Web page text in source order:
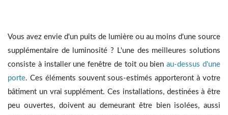
Vous avez envie d'un puits de lumière ou au moins d'une source
supplémentaire de luminosité ? L'une des meilleures solutions
consiste à installer une fenêtre de toit ou bienau-dessus d'une
porte. Ces éléments souvent sous-estimés apporteront à votre
bâtiment un vrai supplément. Ces installations, destinées à être
peu ouvertes, doivent au demeurant être bien isolées, aussi